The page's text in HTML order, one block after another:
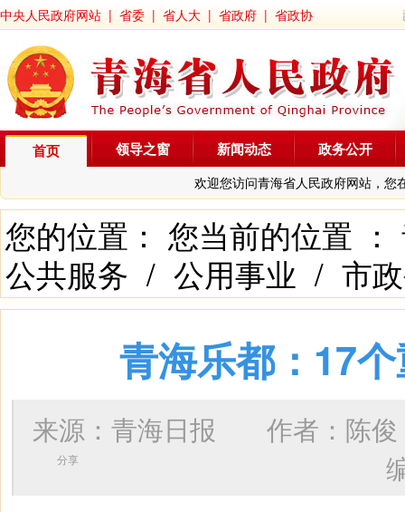
中央人民政府网站 | 省委 | 省人大 | 省政府 | 省政协
首页
欢迎您访问青海省人民政府网站，您
领导之窗 新闻动态 政务公开
您的位置： 您当前的位置 ：
公共服务 / 公用事业 / 市
青海乐都：17
来源：青海日报 作者： 陈
分享